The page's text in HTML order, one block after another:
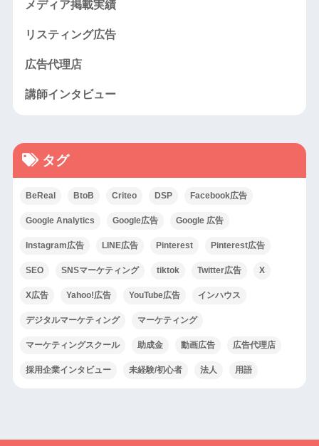
メディア掲載実績
リスティング広告
広告代理店
講師インタビュー
タグ
BeReal BtoB Criteo DSP Facebook広告
Google Analytics Google広告 Google 広告
Instagram広告 LINE広告 Pinterest Pinterest広告
SEO SNSマーケティング tiktok Twitter広告 X
X広告 Yahoo!広告 YouTube広告 インハウス
デジタルマーケティング マーケティング
マーケティングスクール 助成金 動画広告 広告代理店
採用企業インタビュー 未経験/初心者 法人 用語